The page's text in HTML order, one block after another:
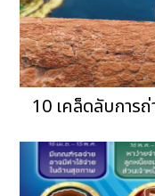
10 เคล็ดลับการ